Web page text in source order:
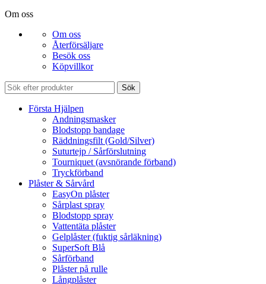
Om oss
Om oss
Återförsäljare
Besök oss
Köpvillkor
Sök
Första Hjälpen
Andningsmasker
Blodstopp bandage
Räddningsfilt (Gold/Silver)
Suturtejp / Sårförslutning
Tourniquet (avsnörande förband)
Tryckförband
Plåster & Sårvård
EasyOn plåster
Sårplast spray
Blodstopp spray
Vattentäta plåster
Gelplåster (fuktig sårläkning)
SuperSoft Blå
Sårförband
Plåster på rulle
Långplåster